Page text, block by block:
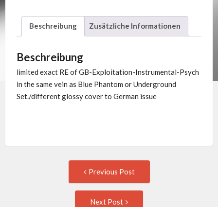
Beschreibung Zusätzliche Informationen
Beschreibung
limited exact RE of GB-Exploitation-Instrumental-Psych
in the same vein as Blue Phantom or Underground
Set./different glossy cover to German issue
navigation
Previous Post
Next Post